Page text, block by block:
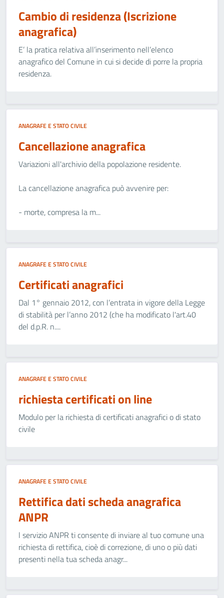
Cambio di residenza (Iscrizione
anagrafica)
E’ la pratica relativa all’inserimento nell’elenco
anagrafico del Comune in cui si decide di porre la propria
residenza.
ANAGRAFE E STATO CIVILE
Cancellazione anagrafica
Variazioni all'archivio della popolazione residente.
La cancellazione anagrafica può avvenire per:
- morte, compresa la m...
ANAGRAFE E STATO CIVILE
Certificati anagrafici
Dal 1° gennaio 2012, con l’entrata in vigore della Legge
di stabilità per l’anno 2012 (che ha modificato l'art.40
del d.p.R. n....
ANAGRAFE E STATO CIVILE
richiesta certificati on line
Modulo per la richiesta di certificati anagrafici o di stato
civile
ANAGRAFE E STATO CIVILE
Rettifica dati scheda anagrafica
ANPR
l servizio ANPR ti consente di inviare al tuo comune una
richiesta di rettifica, cioè di correzione, di uno o più dati
presenti nella tua scheda anagr...